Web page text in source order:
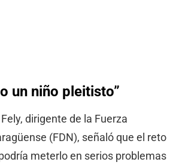
un niño pleitisto”
dirigente de la Fuerza
(FDN), señaló que el reto
meterlo en serios problemas